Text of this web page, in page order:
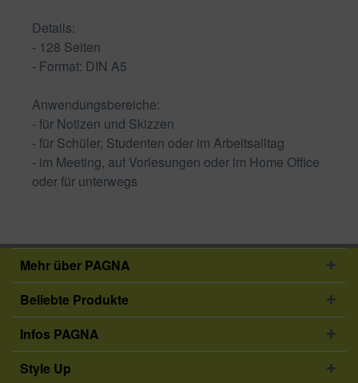
Details:
- 128 Seiten
- Format: DIN A5
Anwendungsbereiche:
- für Notizen und Skizzen
- für Schüler, Studenten oder im Arbeitsalltag
- im Meeting, auf Vorlesungen oder im Home Office
oder für unterwegs
Mehr über PAGNA
Beliebte Produkte
Infos PAGNA
Style Up